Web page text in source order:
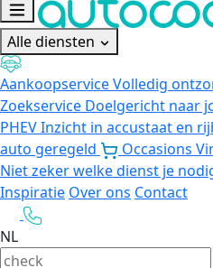
Alle diensten
AankoopserviceVolledig
Zoekservice Doelgericht naar
PHEVInzicht in accustaat en
auto geregeld
Occasions
Niet zeker welke dienst je
Inspiratie Over ons Contact
NL